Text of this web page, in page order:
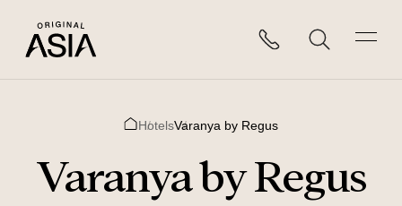
HotelsVaranya by Regus
Varanya by Regus